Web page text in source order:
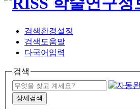
검색환경설정
검색도움말
다국어입력
검색
상세검색